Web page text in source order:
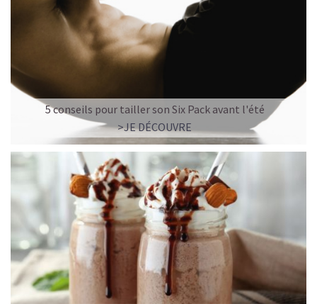
5 conseils pour tailler son Six Pack avant l'été
>JE DÉCOUVRE